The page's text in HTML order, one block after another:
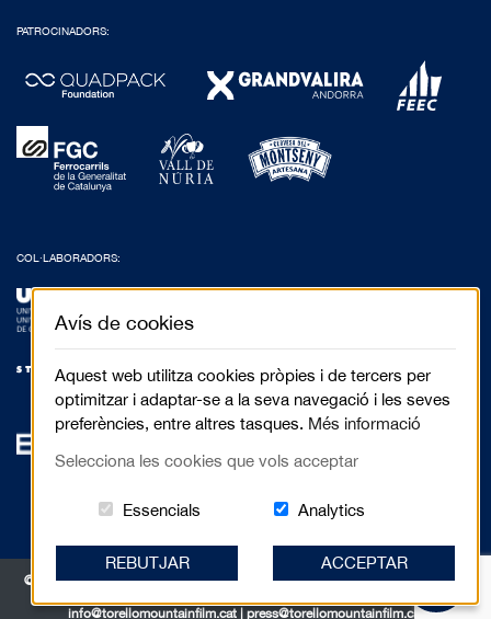
PATROCINADORS:
COL·LABORADORS:
© 2017 Festival de Cinema de Muntanya de Torelló - Anselm Clavé, 5 3r 2a |
info@torellomountainfilm.cat | press@torellomountainfilm.cat
Avís de cookies
Aquest web utilitza cookies pròpies i de tercers per
optimitzar i adaptar-se a la seva navegació i les seves
preferències, entre altres tasques. Més informació
Selecciona les cookies que vols acceptar
Essencials Aquestes cookies són essencials per
AnalyticsCookies related
REBUTJAR ACCEPTAR